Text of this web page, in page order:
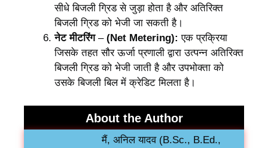
सीधे बिजली ग्रिड से जुड़ा होता है और अतिरिक्त
बिजली ग्रिड को भेजी जा सकती है।
नेट मीटरिंग–(Net Metering): एक प्रक्रिया
जिसके तहत सौर ऊर्जा प्रणाली द्वारा उत्पन्न अतिरिक्त
बिजली ग्रिड को भेजी जाती है और उपभोक्ता को
उसके बिजली बिल में क्रेडिट मिलता है।
About the Author
मैं, अनिल यादव (B.Sc., B.Ed.,